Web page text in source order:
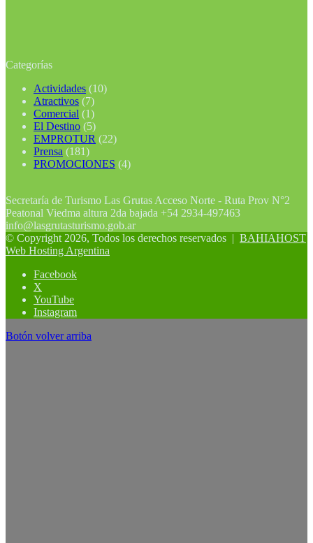
Categorías
Actividades (10)
Atractivos (7)
Comercial (1)
El Destino (5)
EMPROTUR (22)
Prensa (181)
PROMOCIONES (4)
Secretaría de Turismo Las Grutas Acceso Norte - Ruta Prov N°2
Peatonal Viedma altura 2da bajada +54 2934-497463
info@lasgrutasturismo.gob.ar
© Copyright 2026, Todos los derechos reservados | BAHIAHOST
Web Hosting Argentina
Facebook
X
YouTube
Instagram
Botón volver arriba